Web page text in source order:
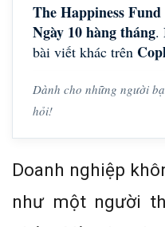
The Happiness Fund
Ngày 10 hàng tháng.
bài viết khác trên
Dành cho những người
hỏi!
Doanh nghiệp
như một người